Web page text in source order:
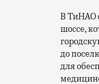
В ТиНАО
шоссе,
до
для